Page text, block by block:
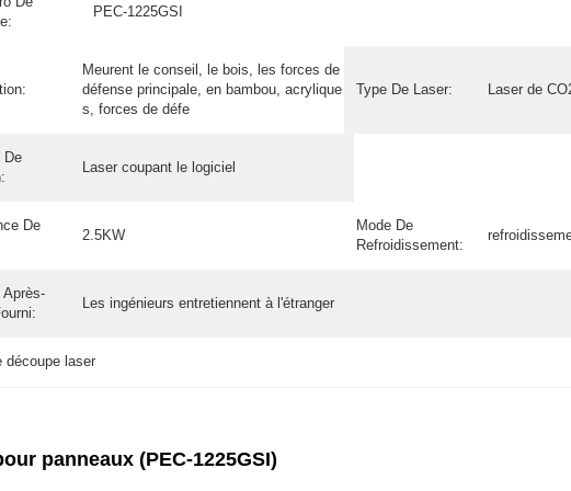
PEC-1225GSI
Meurent le conseil, le bois, les forces de
défense principale, en bambou, acrylique
s, forces de défe
Type De Laser: Laser de
De
Laser coupant le logiciel
De
2.5KW
Mode De
Refroidissement:
Les ingénieurs entretiennent à l'étranger
découpe laser
panneaux (PEC-1225GSI)